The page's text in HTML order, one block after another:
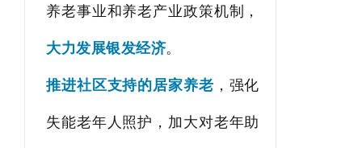
养老事业和养老产业政策机制，
大力发展银发经济。
推进社区支持的居家养老 ，强化
失能老年人照护，加大对老年助